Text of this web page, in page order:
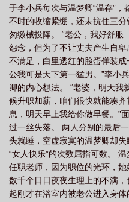
数字 星星之火造句二年级简单
火亦可燎原 星星之火的意思二年级
是什么 星星之火在课文中指的是什
语 星星之火造句 星星之火图片
词 星星之火造句二年级 星星之
的 星星之火可以撩源出自 星星
火可以燎原什么意思 星星之火可以
完整版 星星之火是aabc的词语吗
AABC 星星之火可以撩你全文免费
原读后感 星星之火可以撩原文
于李小兵每次与温梦卿“温存”
不时的收缩紧绷，还未抗住三
匆缴械投降。 “老公，我好舒
怨念，但为了不让丈夫产生自
不满足，白里透红的脸蛋佯装
公我可是天下第一猛男。”李小
卿的内心想法。 “老婆，明天我
候升职加薪，咱们很快就能凑
息，明天早上我给你做早餐。”
过一丝失落。 两人分别的最后
头就睡，空虚寂寞的温梦卿却
“女人快乐”的次数屈指可数。
任职老师，因为职位的光环，
数千个日日夜夜生理上的不满
起刚才在浴室内被老公进入身